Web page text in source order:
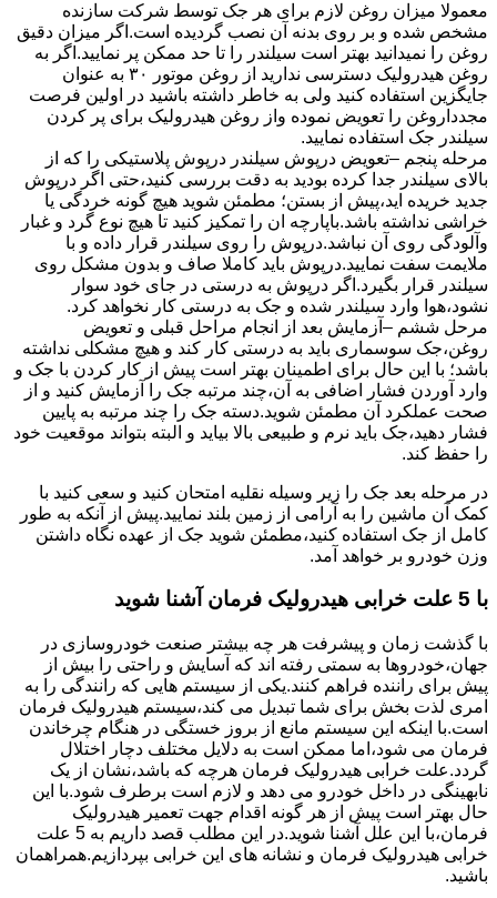
معمولا میزان روغن لازم برای هر جک توسط شرکت سازنده
مشخص شده و بر روی بدنه آن نصب گردیده است.اگر میزان دقیق
روغن را نمیدانید بهتر است سیلندر را تا حد ممکن پر نمایید.اگر به
روغن هیدرولیک دسترسی ندارید از روغن موتور ۳۰ به عنوان
جایگزین استفاده کنید ولی به خاطر داشته باشید در اولین فرصت
مجدداروغن را تعویض نموده واز روغن هیدرولیک برای پر کردن
سیلندر جک استفاده نمایید.
مرحله پنجم –تعویض درپوش سیلندر درپوش پلاستیکی را که از
بالای سیلندر جدا کرده بودید به دقت بررسی کنید،حتی اگر درپوش
جدید خریده اید،پیش از بستن؛ مطمئن شوید هیچ گونه خردگی یا
خراشی نداشته باشد.باپارچه ان را تمکیز کنید تا هیچ نوع گرد و غبار
وآلودگی روی آن نباشد.درپوش را روی سیلندر قرار داده و با
ملایمت سفت نمایید.درپوش باید کاملا صاف و بدون مشکل روی
سیلندر قرار بگیرد.اگر درپوش به درستی در جای خود سوار
نشود،هوا وارد سیلندر شده و جک به درستی کار نخواهد کرد.
مرحل ششم –آزمایش بعد از انجام مراحل قبلی و تعویض
روغن،جک سوسماری باید به درستی کار کند و هیچ مشکلی نداشته
باشد؛ با این حال برای اطمینان بهتر است پیش از کار کردن با جک و
وارد آوردن فشار اضافی به آن،چند مرتبه جک را آزمایش کنید و از
صحت عملکرد آن مطمئن شوید.دسته جک را چند مرتبه به پایین
فشار دهید،جک باید نرم و طبیعی بالا بیاید و البته بتواند موقعیت خود
را حفظ کند.
در مرحله بعد جک را زیر وسیله نقلیه امتحان کنید و سعی کنید با
کمک آن ماشین را به آرامی از زمین بلند نمایید.پیش از آنکه به طور
کامل از جک استفاده کنید،مطمئن شوید جک از عهده نگاه داشتن
وزن خودرو بر خواهد آمد.
با 5 علت خرابی هیدرولیک فرمان آشنا شوید
با گذشت زمان و پیشرفت هر چه بیشتر صنعت خودروسازی در
جهان،خودروها به سمتی رفته اند که آسایش و راحتی را بیش از
پیش برای راننده فراهم کنند.یکی از سیستم هایی که رانندگی را به
امری لذت بخش برای شما تبدیل می کند،سیستم هیدرولیک فرمان
است.با اینکه این سیستم مانع از بروز خستگی در هنگام چرخاندن
فرمان می شود،اما ممکن است به دلایل مختلف دچار اختلال
گردد.علت خرابی هیدرولیک فرمان هرچه که باشد،نشان از یک
نابهینگی در داخل خودرو می دهد و لازم است برطرف شود.با این
حال بهتر است پیش از هر گونه اقدام جهت تعمیر هیدرولیک
فرمان،با این علل آشنا شوید.در این مطلب قصد داریم به 5 علت
خرابی هیدرولیک فرمان و نشانه های این خرابی بپردازیم.همراهمان
باشید.